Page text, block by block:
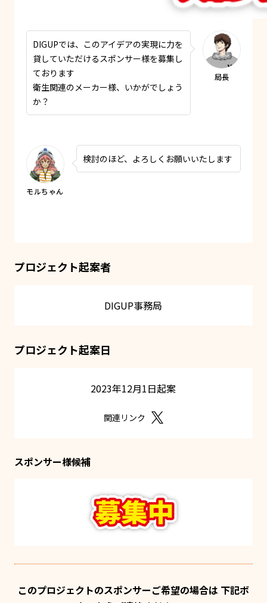
DIGUPでは、このアイデアの実現に力を
貸していただけるスポンサー様を募集し
ております
衛生関連のメーカー様、いかがでしょう
か？
検討のほど、よろしくお願いいたします
プロジェクト起案者
DIGUP事務局
プロジェクト起案日
2023年12月1日起案
関連リンク
スポンサー様候補
このプロジェクトのスポンサーご希望の場合は 下記ボ